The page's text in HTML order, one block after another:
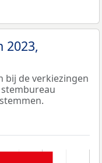
2023,
bij de verkiezingen